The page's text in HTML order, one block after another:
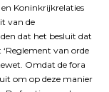
Koninkrijkrelaties
van de
dat het besluit dat
van orde
Omdat de fora
om op deze manier